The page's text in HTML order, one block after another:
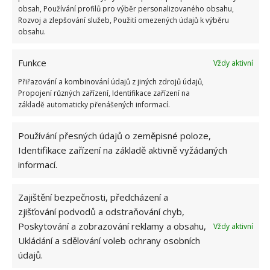
obsah, Používání profilů pro výběr personalizovaného obsahu,
Rozvoj a zlepšování služeb, Použití omezených údajů k výběru
obsahu.
Funkce
Vždy aktivní
Přiřazování a kombinování údajů z jiných zdrojů údajů,
Propojení různých zařízení, Identifikace zařízení na
základě automaticky přenášených informací.
Používání přesných údajů o zeměpisné poloze,
Identifikace zařízení na základě aktivně vyžádaných
informací.
Zajištění bezpečnosti, předcházení a
zjišťování podvodů a odstraňování chyb,
Poskytování a zobrazování reklamy a obsahu,
Ukládání a sdělování voleb ochrany osobních
údajů.
Vždy aktivní
ARAŠÍDY PĚSTOVÁNÍ ROSTLINY
ZAHRADA